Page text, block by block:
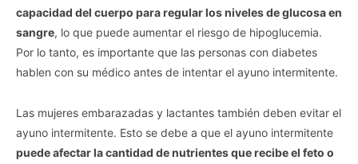
capacidad del cuerpo para regular los niveles de glucosa en
sangre, lo que puede aumentar el riesgo de hipoglucemia.
Por lo tanto, es importante que las personas con diabetes
hablen con su médico antes de intentar el ayuno intermitente.
Las mujeres embarazadas y lactantes también deben evitar el
ayuno intermitente. Esto se debe a que el ayuno intermitente
puede afectar la cantidad de nutrientes que recibe el feto o